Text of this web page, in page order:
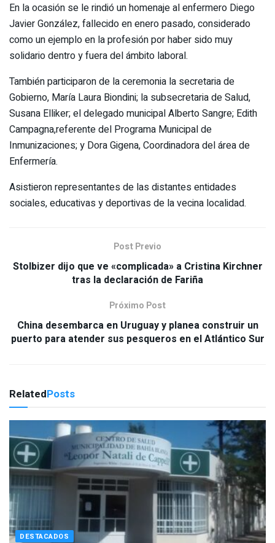
En la ocasión se le rindió un homenaje al enfermero Diego
Javier González, fallecido en enero pasado, considerado
como un ejemplo en la profesión por haber sido muy
solidario dentro y fuera del ámbito laboral.
También participaron de la ceremonia la secretaria de
Gobierno, María Laura Biondini; la subsecretaria de Salud,
Susana Elliker; el delegado municipal Alberto Sangre; Edith
Campagna,referente del Programa Municipal de
Inmunizaciones; y Dora Gigena, Coordinadora del área de
Enfermería.
Asistieron representantes de las distantes entidades
sociales, educativas y deportivas de la vecina localidad.
Post Previo
Stolbizer dijo que ve «complicada» a Cristina Kirchner
tras la declaración de Fariña
Próximo Post
China desembarca en Uruguay y planea construir un
puerto para atender sus pesqueros en el Atlántico Sur
RelatedPosts
DESTACADOS